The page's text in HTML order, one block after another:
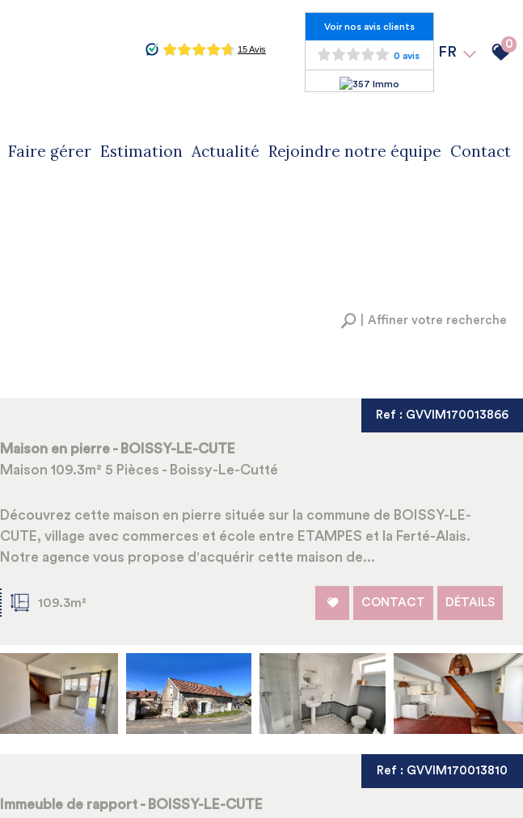
Voir nos avis clients
0 avis FR
0
faire gérer estimation actualité rejoindre notre équipe contact
Affiner votre recherche
+ de critères +
Ref : GVVIM170013866
Maison en pierre - BOISSY-LE-CUTE
Maison 109.3m² 5 Pièces - Boissy-Le-Cutté
Découvrez cette maison en pierre située sur la commune de BOISSY-LE-
CUTE, village avec commerces et école entre ETAMPES et la Ferté-Alais.
Notre agence vous propose d'acquérir cette maison de...
109.3m² CONTACT DÉTAILS
Ref : GVVIM170013810
Immeuble de rapport - BOISSY-LE-CUTE